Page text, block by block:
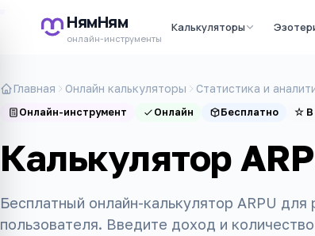
НямНям
онлайн-инструменты
Калькуляторы
Главная Онлайн калькуляторы Статистика и
Онлайн-инструмент Онлайн Бесплатно ☆
Калькулятор
Бесплатный онлайн-калькулятор ARPU
пользователя. Введите доход и